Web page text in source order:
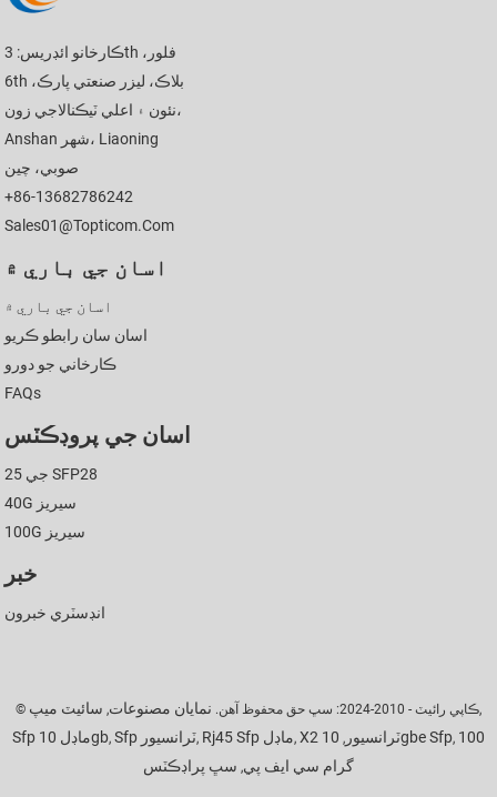
ڪارخانو ائڊريس: 3th فلور،
6th بلاڪ، ليزر صنعتي پارڪ،
نئون ۽ اعلي ٽيڪنالاجي زون،
Anshan شهر، Liaoning
صوبي، چين
+86-13682786242
Sales01@topticom.com
اسان جي باري ۾
اسان جي باري ۾
اسان سان رابطو ڪريو
ڪارخاني جو دورو
FAQs
اسان جي پروڊڪٽس
25 جي SFP28
40G سيريز
100G سيريز
خبر
انڊسٽري خبرون
© ڪاپي رائيٽ - 2010-2024: سڀ حق محفوظ آهن. نمايان مصنوعات, سائيٽ ميپ ,
Sfp ماڊل 10gb, Sfp ٽرانسيور, Rj45 Sfp ماڊل, X2 ٽرانسيور , 10gbe Sfp, 100
گرام سي ايف پي, سڀ پراڊڪٽس